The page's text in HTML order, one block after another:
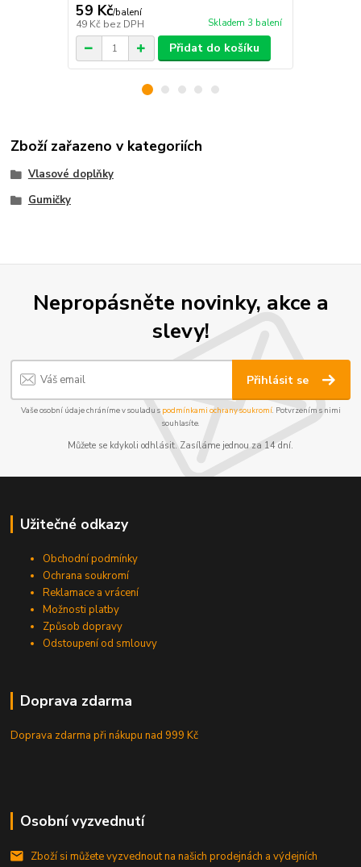
59 Kč/balení
49 Kč bez DPH Skladem 3 balení
Přidat do košíku
Zboží zařazeno v kategoriích
Vlasové doplňky
Gumičky
Nepropásněte novinky, akce a
slevy!
Přihlásit se
Vaše osobní údaje chráníme v souladu s podmínkami ochrany soukromí. Potvrzením s nimi
souhlasíte.
Můžete se kdykoli odhlásit. Zasíláme jednou za 14 dní.
Užitečné odkazy
Obchodní podmínky
Ochrana soukromí
Reklamace a vrácení
Možnosti platby
Způsob dopravy
Odstoupení od smlouvy
Doprava zdarma
Doprava zdarma při nákupunad 999 Kč
Osobní vyzvednutí
Zboží si můžete vyzvednout na našich prodejnách a výdejních